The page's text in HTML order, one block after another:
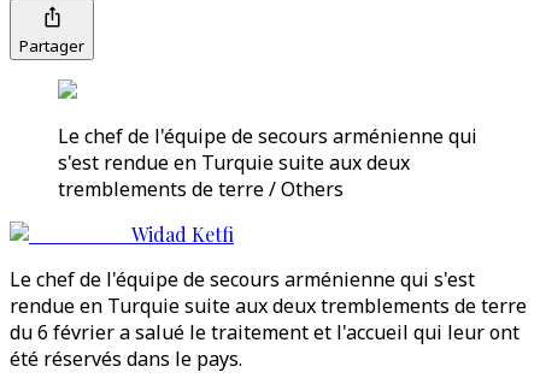
Partager
Le chef de l'équipe de secours arménienne qui
s'est rendue en Turquie suite aux deux
tremblements de terre / Others
Widad Ketfi
Le chef de l'équipe de secours arménienne qui s'est
rendue en Turquie suite aux deux tremblements de terre
du 6 février a salué le traitement et l'accueil qui leur ont
été réservés dans le pays.